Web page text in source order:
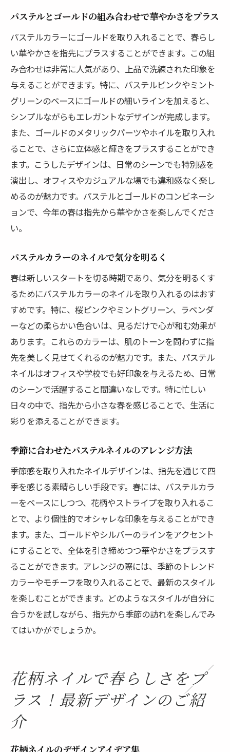
ザイン集
春の訪れを感じるカラーとデザイン
シーズンを彩るネイルアート集
季節感あふれるネイルデザインの特徴
指先から感じる春の風景
話題のスプリングネイルデザインを紹介
自然をテーマにしたネイルアート
パステルとゴールドの組み合わせで華やかさをプラス
パステルカラーにゴールドを取り入れることで、春らし
い華やかさを指先にプラスすることができます。この組
み合わせは非常に人気があり、上品で洗練された印象を
与えることができます。特に、パステルピンクやミント
グリーンのベースにゴールドの細いラインを加えると、
シンプルながらもエレガントなデザインが完成します。
また、ゴールドのメタリックパーツやホイルを取り入れ
ることで、さらに立体感と輝きをプラスすることができ
ます。こうしたデザインは、日常のシーンでも特別感を
演出し、オフィスやカジュアルな場でも違和感なく楽し
めるのが魅力です。パステルとゴールドのコンビネーシ
ョンで、今年の春は指先から華やかさを楽しんでくださ
い。
パステルカラーのネイルで気分を明るく
春は新しいスタートを切る時期であり、気分を明るくす
るためにパステルカラーのネイルを取り入れるのはおす
すめです。特に、桜ピンクやミントグリーン、ラベンダ
ーなどの柔らかい色合いは、見るだけで心が和む効果が
あります。これらのカラーは、肌のトーンを問わずに指
先を美しく見せてくれるのが魅力です。また、パステル
ネイルはオフィスや学校でも好印象を与えるため、日常
のシーンで活躍すること間違いなしです。特に忙しい
日々の中で、指先から小さな春を感じることで、生活に
彩りを添えることができます。
季節に合わせたパステルネイルのアレンジ方法
季節感を取り入れたネイルデザインは、指先を通じて四
季を感じる素晴らしい手段です。春には、パステルカラ
ーをベースにしつつ、花柄やストライプを取り入れるこ
とで、より個性的でオシャレな印象を与えることができ
ます。また、ゴールドやシルバーのラインをアクセント
にすることで、全体を引き締めつつ華やかさをプラスす
ることができます。アレンジの際には、季節のトレンド
カラーやモチーフを取り入れることで、最新のスタイル
を楽しむことができます。どのようなスタイルが自分に
合うかを試しながら、指先から季節の訪れを楽しんでみ
てはいかがでしょうか。
花柄ネイルで春らしさをプ
ラス！最新デザインのご紹
介